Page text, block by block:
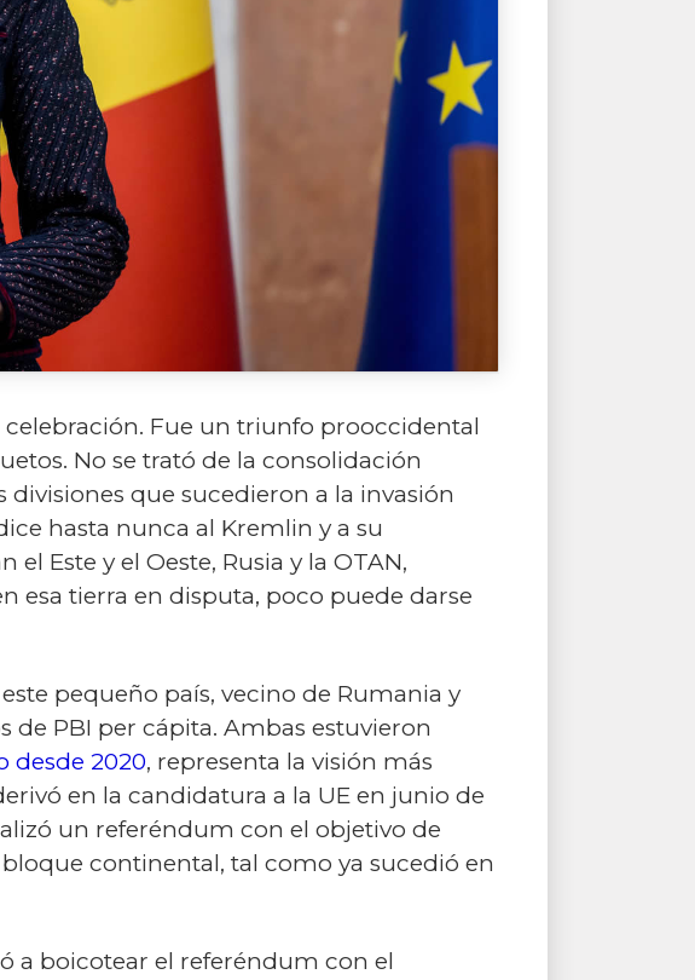
Fue un triunfo prooccidental
No se trató de la consolidación
que sucedieron a la invasión
hasta nunca al Kremlin y a su
Este y el Oeste, Rusia y la OTAN,
esa tierra en disputa, poco puede darse
pequeño país, vecino de Rumania y
PBI per cápita. Ambas estuvieron
desde 2020, representa la visión más
en la candidatura a la UE en junio de
un referéndum con el objetivo de
continental, tal como ya sucedió en
a boicotear el referéndum con el